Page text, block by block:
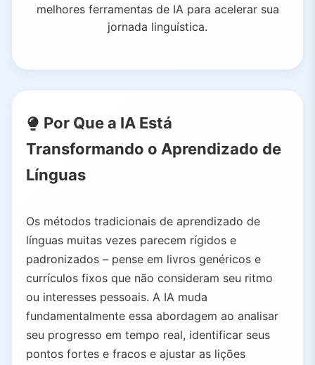
melhores ferramentas de IA para acelerar sua
jornada linguística.
Por Que a IA Está
Transformando o Aprendizado de
Línguas
Os métodos tradicionais de aprendizado de
línguas muitas vezes parecem rígidos e
padronizados – pense em livros genéricos e
currículos fixos que não consideram seu ritmo
ou interesses pessoais. A IA muda
fundamentalmente essa abordagem ao analisar
seu progresso em tempo real, identificar seus
pontos fortes e fracos e ajustar as lições